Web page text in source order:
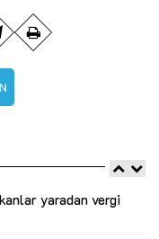
yaradan vergi